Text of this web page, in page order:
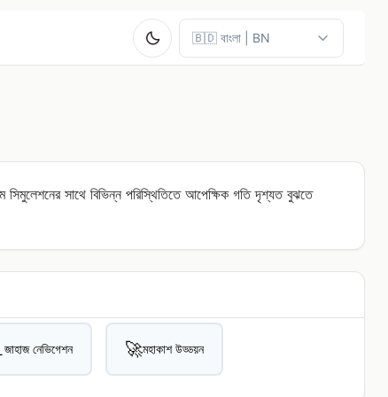
সাথে বিভিন্ন পরিস্থিতিতে আপেক্ষিক গতি দৃশ্যত বুঝতে
জাহাজ নেভিগেশন 🚀মহাকাশ উড্ডয়ন